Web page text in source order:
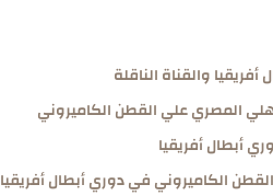
والقناة الناقلة
المصري علي القطن الكاميروني
أبطال أفريقيا
الكاميروني في دوري أبطال أفريقيا